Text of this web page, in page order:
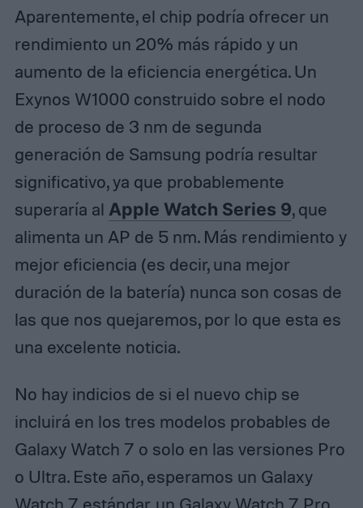
Aparentemente, el chip podría ofrecer un
rendimiento un 20% más rápido y un
aumento de la eficiencia energética. Un
Exynos W1000 construido sobre el nodo
de proceso de 3 nm de segunda
generación de Samsung podría resultar
significativo, ya que probablemente
superaría al Apple Watch Series 9, que
alimenta un AP de 5 nm. Más rendimiento y
mejor eficiencia (es decir, una mejor
duración de la batería) nunca son cosas de
las que nos quejaremos, por lo que esta es
una excelente noticia.
No hay indicios de si el nuevo chip se
incluirá en los tres modelos probables de
Galaxy Watch 7 o solo en las versiones Pro
o Ultra. Este año, esperamos un Galaxy
Watch 7 estándar, un Galaxy Watch 7 Pro